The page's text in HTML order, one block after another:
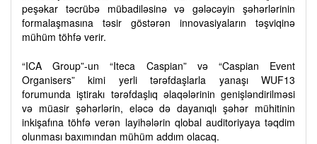
peşəkar təcrübə mübadiləsinə və gələcəyin şəhərlərinin
formalaşmasına təsir göstərən innovasiyaların təşviqinə
mühüm töhfə verir.
“ICA Group”-un “Iteca Caspian” və “Caspian Event
Organisers” kimi yerli tərəfdaşlarla yanaşı WUF13
forumunda iştirakı tərəfdaşlıq əlaqələrinin genişləndirilməsi
və müasir şəhərlərin, eləcə də dayanıqlı şəhər mühitinin
inkişafına töhfə verən layihələrin qlobal auditoriyaya təqdim
olunması baxımından mühüm addım olacaq.